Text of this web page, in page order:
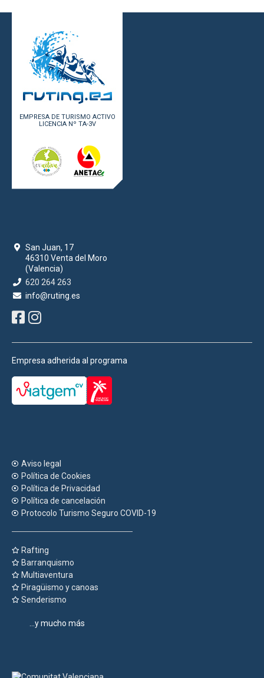
EMPRESA DE TURISMO ACTIVO
LICENCIA Nº TA-3V
San Juan, 17
46310 Venta del Moro
(Valencia)
620 264 263
info@ruting.es
Empresa adherida al programa
Aviso legal
Política de Cookies
Política de Privacidad
Política de cancelación
Protocolo Turismo Seguro COVID-19
Rafting
Barranquismo
Multiaventura
Piragüismo y canoas
Senderismo
...y mucho más